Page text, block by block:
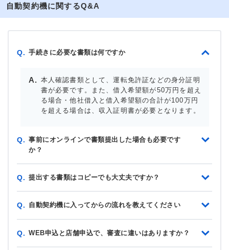
自動契約機に関するQ&A
Q. 手続きに必要な書類は何ですか
本人確認書類として、運転免許証などの身分証明
書が必要です。また、借入希望額が50万円を超え
る場合・他社借入と借入希望額の合計が100万円
を超える場合は、収入証明書が必要となります。
Q. 事前にオンラインで書類提出した場合も必要です
か？
Q. 提出する書類はコピーでも大丈夫ですか？
Q. 自動契約機に入ってからの流れを教えてください
Q. WEB申込と店舗申込で、審査に違いはありますか？